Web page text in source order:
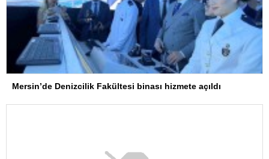
Mersin’de Denizcilik Fakültesi binası hizmete açıldı